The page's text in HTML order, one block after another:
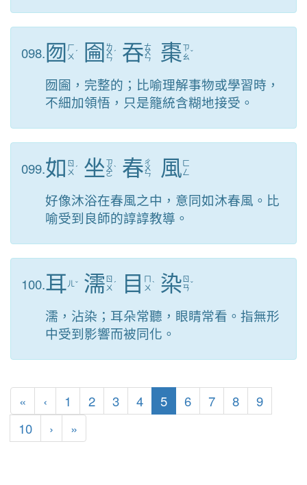
098. 囫 ㄏ
ㄨ ˊ 圇 ㄌ
ㄨ
ㄣ
ˊ 吞ㄊ
ㄨ
ㄣ 棗ㄗ
ㄠˇ
囫圇，完整的；比喻理解事物或學習時，
不細加領悟，只是籠統含糊地接受。
099.如 ㄖ
ㄨ ˊ 坐 ㄗ
ㄨ
ㄛ
ˋ 春ㄔ
ㄨ
ㄣ 風 ㄈ
ㄥ
好像沐浴在春風之中，意同如沐春風。比
喻受到良師的諄諄教導。
100.耳 ㄦ ˇ 濡 ㄖ
ㄨ ˊ 目
ㄇ
ㄨ ˋ 染 ㄖ
ㄢˇ
濡，沾染；耳朵常聽，眼睛常看。指無形
中受到影響而被同化。
« 第一頁
‹ 上一頁
1 2 3 4 5(目前頁次)
6 7 8
9
10
› 下一頁
»